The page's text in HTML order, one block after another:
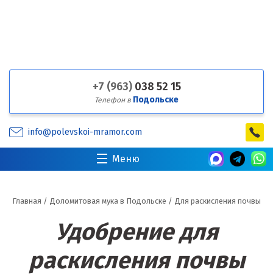
+7 (963) 038 52 15
Телефон в Подольске
info@polevskoi-mramor.com
Меню
Главная / Доломитовая мука в Подольске / Для раскисления почвы
Удобрение для
раскисления почвы